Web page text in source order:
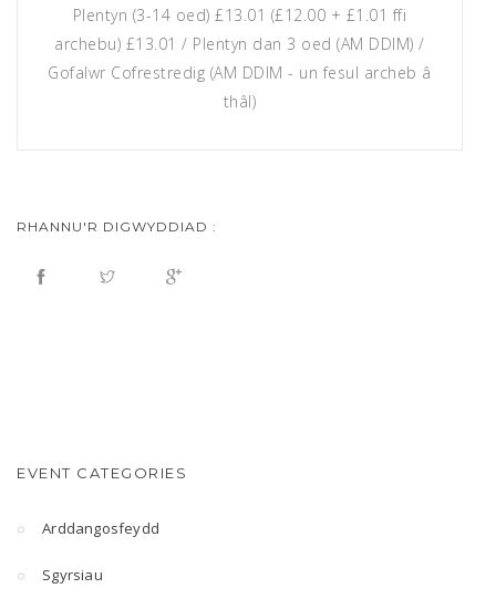
Plentyn (3-14 oed) £13.01 (£12.00 + £1.01 ffi
archebu) £13.01 / Plentyn dan 3 oed (AM DDIM) /
Gofalwr Cofrestredig (AM DDIM - un fesul archeb â
thâl)
RHANNU'R DIGWYDDIAD :
EVENT CATEGORIES
Arddangosfeydd
Sgyrsiau